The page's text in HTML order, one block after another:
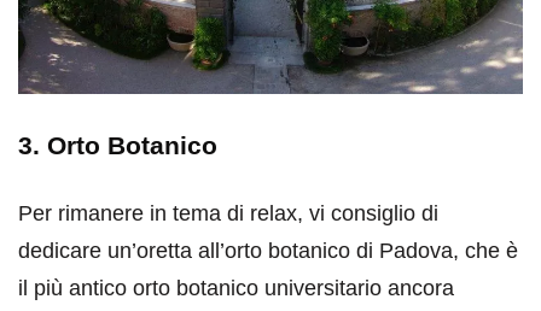
3. Orto Botanico
Per rimanere in tema di relax, vi consiglio di
dedicare un’oretta all’orto botanico di Padova, che è
il più antico orto botanico universitario ancora